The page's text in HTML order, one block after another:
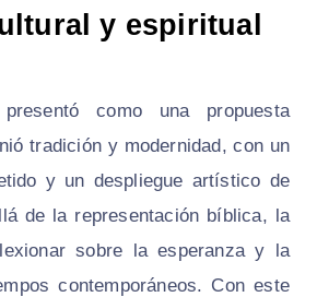
y espiritual
como una propuesta
tradición y modernidad, con un
y un despliegue artístico de
de la representación bíblica, la
sobre la esperanza y la
contemporáneos. Con este